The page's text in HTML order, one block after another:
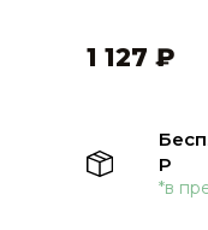
1 127 ₽
Р
*в